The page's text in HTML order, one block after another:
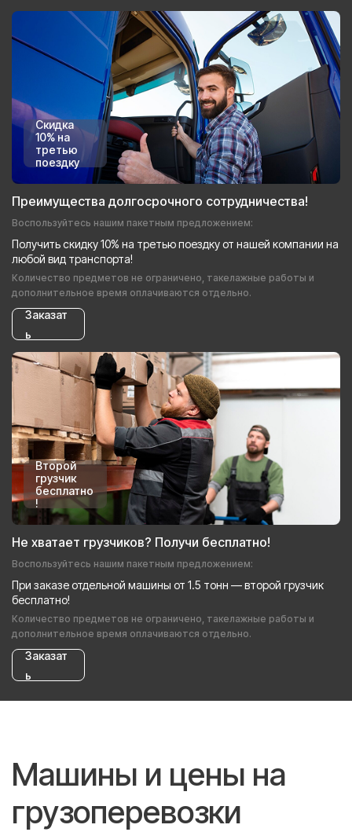
Скидка
10% на
третью
поездку
Преимущества долгосрочного сотрудничества!
Воспользуйтесь нашим пакетным предложением:
Получить скидку 10% на третью поездку от нашей компании на
любой вид транспорта!
Количество предметов не ограничено, такелажные работы и
дополнительное время оплачиваются отдельно.
Заказат
ь
Второй
грузчик
бесплатно
!
Не хватает грузчиков? Получи бесплатно!
Воспользуйтесь нашим пакетным предложением:
При заказе отдельной машины от 1.5 тонн — второй грузчик
бесплатно!
Количество предметов не ограничено, такелажные работы и
дополнительное время оплачиваются отдельно.
Заказат
ь
Машины и цены на
грузоперевозки